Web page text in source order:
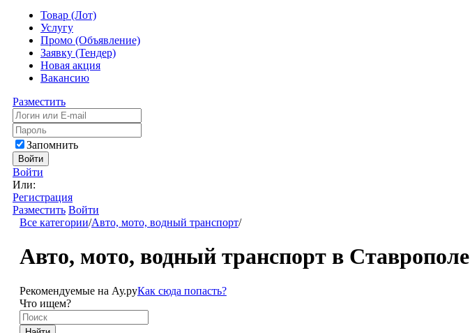
Товар (Лот)
Услугу
Промо (Объявление)
Заявку (Тендер)
Новая акция
Вакансию
Разместить
Запомнить
Войти
Войти
Или:
Регистрация
Разместить Войти
Все категории/Авто, мото, водный транспорт/
Авто, мото, водный транспорт в Ставрополе
Рекомендуемые на Ау.руКак сюда попасть?
Что ищем?